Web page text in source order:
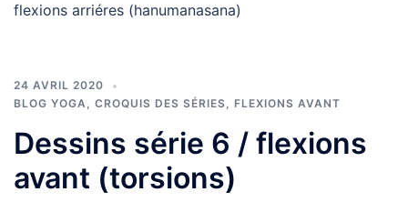
flexions arriéres (hanumanasana)
24 AVRIL 2020
BLOG YOGA, CROQUIS DES SÉRIES, FLEXIONS AVANT
Dessins série 6 / flexions
avant (torsions)